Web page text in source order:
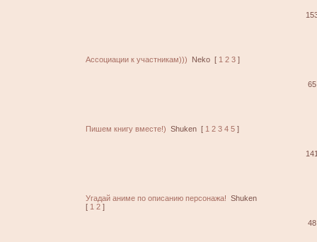
Ассоциации к участникам))) Neko [ 1 2 3 ]
65
Пишем книгу вместе!) Shuken [ 1 2 3 4 5 ]
Угадай аниме по описанию персонажа!
Shuken
[ 1 2 ]
48